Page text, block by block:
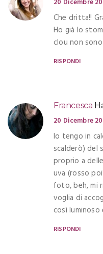
20 Dicembre
Che dritta!!
Ho già lo
clou non
RISPONDI
Francesca
20 Dicembre
Io tengo in
scalderò) del
proprio a
uva (rosso
foto, beh, mi
voglia di
così
RISPONDI